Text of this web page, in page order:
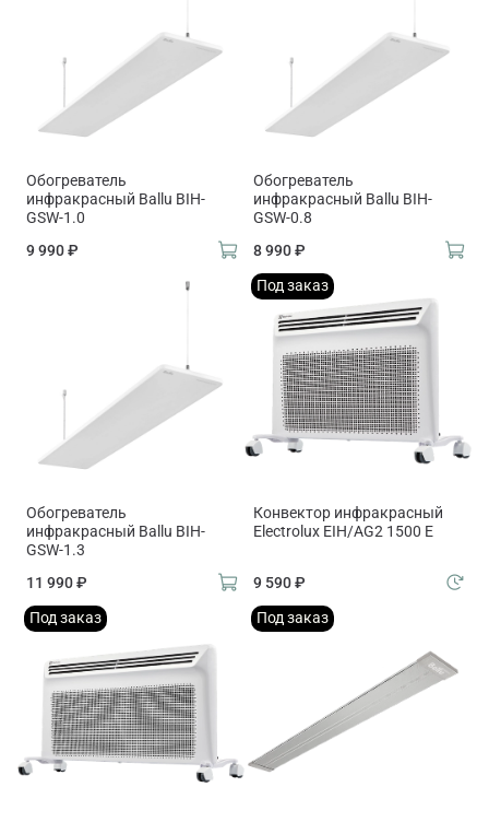
Обогреватель
инфракрасный Ballu BIH-
GSW-1.0
9 990 ₽
Обогреватель
инфракрасный Ballu BIH-
GSW-0.8
8 990 ₽
Обогреватель
инфракрасный Ballu BIH-
GSW-1.3
11 990 ₽
Под заказ
Конвектор инфракрасный
Electrolux EIH/AG2 1500 E
9 590 ₽
Под заказ Под заказ